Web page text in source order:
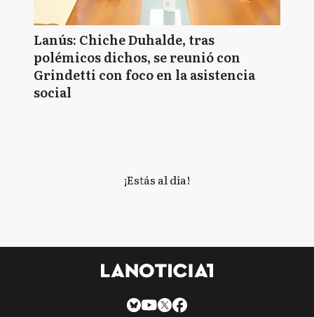
Lanús: Chiche Duhalde, tras
polémicos dichos, se reunió con
Grindetti con foco en la asistencia
social
¡Estás al día!